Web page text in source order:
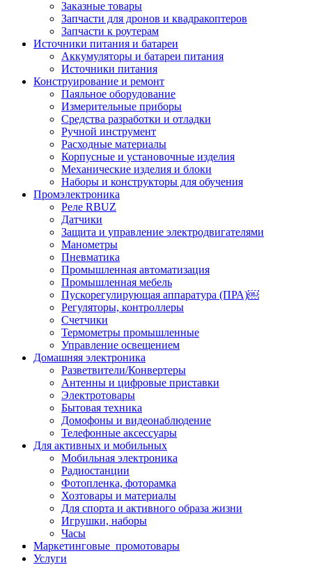
Заказные товары
Запчасти для дронов и квадракоптеров
Запчасти к роутерам
Источники питания и батареи
Аккумуляторы и батареи питания
Источники питания
Конструирование и ремонт
Паяльное оборудование
Измерительные приборы
Средства разработки и отладки
Ручной инструмент
Расходные материалы
Корпусные и установочные изделия
Механические изделия и блоки
Наборы и конструкторы для обучения
Промэлектроника
Реле RBUZ
Датчики
Защита и управление электродвигателями
Манометры
Пневматика
Промышленная автоматизация
Промышленная мебель
Пускорегулирующая аппаратура (ПРА)￼
Регуляторы, контроллеры
Счетчики
Термометры промышленные
Управление освещением
Домашняя электроника
Разветвители/Конвертеры
Антенны и цифровые приставки
Электротовары
Бытовая техника
Домофоны и видеонаблюдение
Телефонные аксессуары
Для активных и мобильных
Мобильная электроника
Радиостанции
Фотопленка, фоторамка
Хозтовары и материалы
Для спорта и активного образа жизни
Игрушки, наборы
Часы
Маркетинговые_промотовары
Услуги